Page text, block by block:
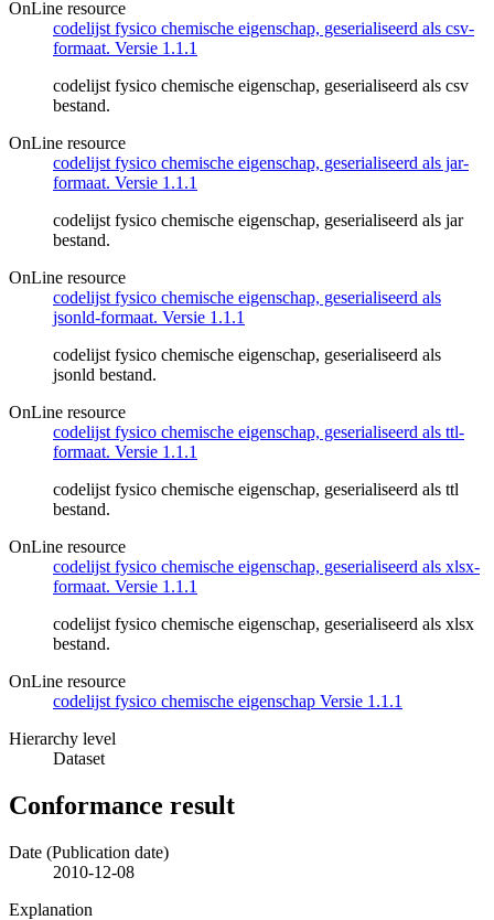
OnLine resource
codelijst fysico chemische eigenschap, geserialiseerd als csv-
formaat. Versie 1.1.1
codelijst fysico chemische eigenschap, geserialiseerd als csv
bestand.
OnLine resource
codelijst fysico chemische eigenschap, geserialiseerd als jar-
formaat. Versie 1.1.1
codelijst fysico chemische eigenschap, geserialiseerd als jar
bestand.
OnLine resource
codelijst fysico chemische eigenschap, geserialiseerd als
jsonld-formaat. Versie 1.1.1
codelijst fysico chemische eigenschap, geserialiseerd als
jsonld bestand.
OnLine resource
codelijst fysico chemische eigenschap, geserialiseerd als ttl-
formaat. Versie 1.1.1
codelijst fysico chemische eigenschap, geserialiseerd als ttl
bestand.
OnLine resource
codelijst fysico chemische eigenschap, geserialiseerd als xlsx-
formaat. Versie 1.1.1
codelijst fysico chemische eigenschap, geserialiseerd als xlsx
bestand.
OnLine resource
codelijst fysico chemische eigenschap Versie 1.1.1
Hierarchy level
Dataset
Conformance result
Date (Publication date)
2010-12-08
Explanation